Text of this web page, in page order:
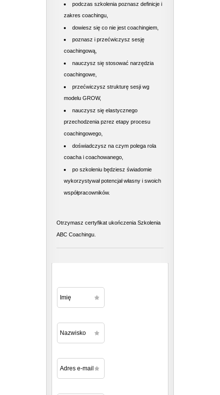
podczas szkolenia poznasz definicje i
zakres coachingu,
dowiesz się co nie jest coachingiem,
poznasz i przećwiczysz sesję
coachingową,
nauczysz się stosować narzędzia
coachingowe,
przećwiczysz strukturę sesji wg
modelu GROW,
nauczysz się elastycznego
przechodzenia pzrez etapy procesu
coachingowego,
doświadczysz na czym polega rola
coacha i coachowanego,
po szkoleniu będziesz świadomie
wykorzystywał potencjał własny i swoich
współpracowników.
Otrzymasz certyfikat ukończenia Szkolenia
ABC Coachingu.